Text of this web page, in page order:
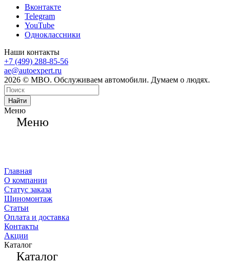
Вконтакте
Telegram
YouTube
Одноклассники
Наши контакты
+7 (499) 288-85-56
ae@autoexpert.ru
2026 © МВО. Обслуживаем автомобили. Думаем о людях.
Найти
Меню
Меню
Главная
О компании
Статус заказа
Шиномонтаж
Статьи
Оплата и доставка
Контакты
Акции
Каталог
Каталог